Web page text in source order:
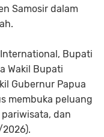
Samosir dalam
Bupati
Wakil Bupati
Gubernur Papua
membuka peluang
dan